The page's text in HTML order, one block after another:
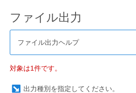
ファイル出力
ファイル出力ヘルプ
対象は1件です。
出力種別を指定してください。